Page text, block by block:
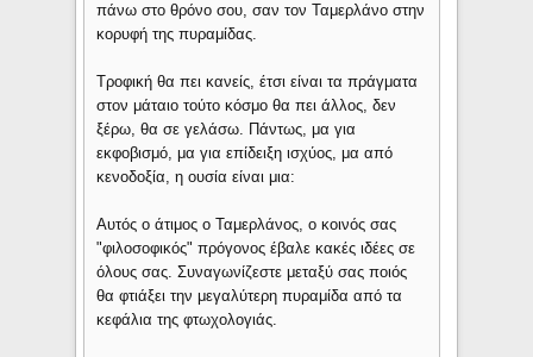
πάνω στο θρόνο σου, σαν τον Ταμερλάνο στην
κορυφή της πυραμίδας.
Τροφική θα πει κανείς, έτσι είναι τα πράγματα
στον μάταιο τούτο κόσμο θα πει άλλος, δεν
ξέρω, θα σε γελάσω. Πάντως, μα για
εκφοβισμό, μα για επίδειξη ισχύος, μα από
κενοδοξία, η ουσία είναι μια:
Αυτός ο άτιμος ο Ταμερλάνος, ο κοινός σας
"φιλοσοφικός" πρόγονος έβαλε κακές ιδέες σε
όλους σας. Συναγωνίζεστε μεταξύ σας ποιός
θα φτιάξει την μεγαλύτερη πυραμίδα από τα
κεφάλια της φτωχολογιάς.